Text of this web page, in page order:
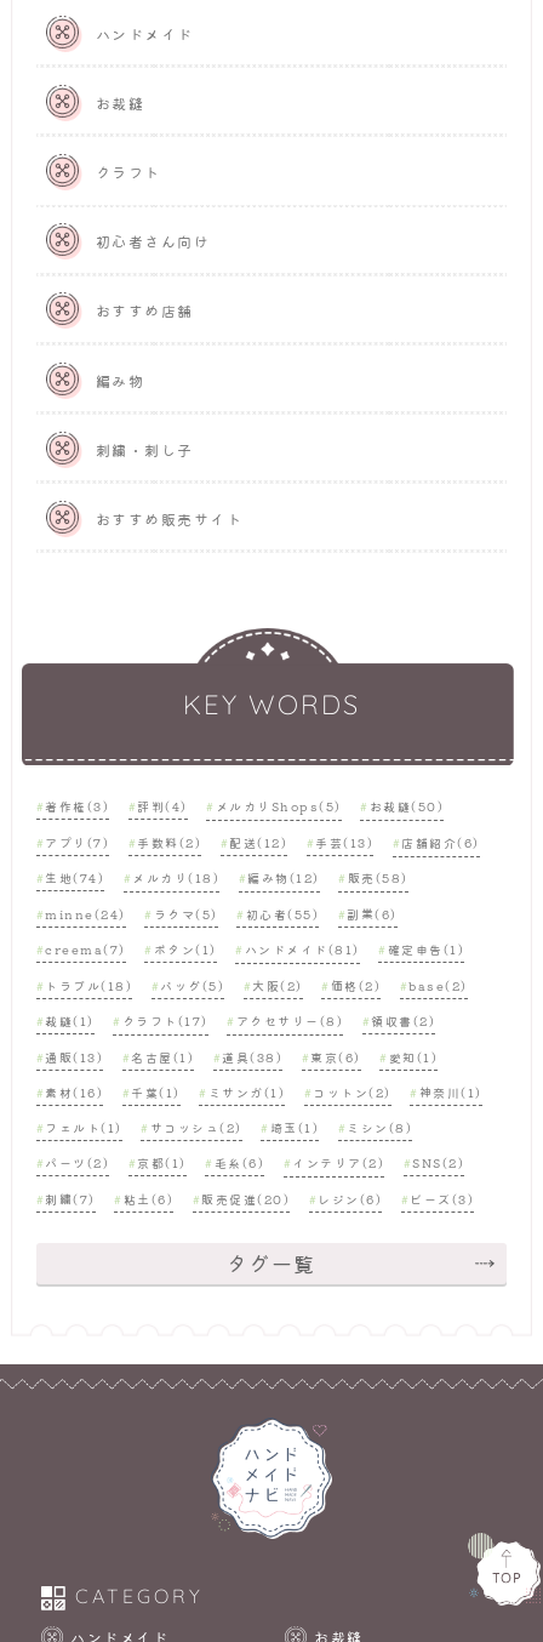
ハンドメイド
お裁縫
クラフト
初心者さん向け
おすすめ店舗
編み物
刺繍・刺し子
おすすめ販売サイト
KEY WORDS
著作権(3) 評判(4) メルカリShops(5) お裁縫(50)
アプリ(7) 手数料(2) 配送(12) 手芸(13) 店舗紹介(6)
生地(74) メルカリ(18) 編み物(12) 販売(58)
minne(24) ラクマ(5) 初心者(55) 副業(6)
creema(7) ボタン(1) ハンドメイド(81) 確定申告(1)
トラブル(18) バッグ(5) 大阪(2) 価格(2) base(2)
裁縫(1) クラフト(17) アクセサリー(8) 領収書(2)
通販(13) 名古屋(1) 道具(38) 東京(6) 愛知(1)
素材(16) 千葉(1) ミサンガ(1) コットン(2) 神奈川(1)
フェルト(1) サコッシュ(2) 埼玉(1) ミシン(8)
パーツ(2) 京都(1) 毛糸(6) インテリア(2) SNS(2)
刺繍(7) 粘土(6) 販売促進(20) レジン(6) ビーズ(3)
タグ一覧
CATEGORY
ハンドメイド お裁縫